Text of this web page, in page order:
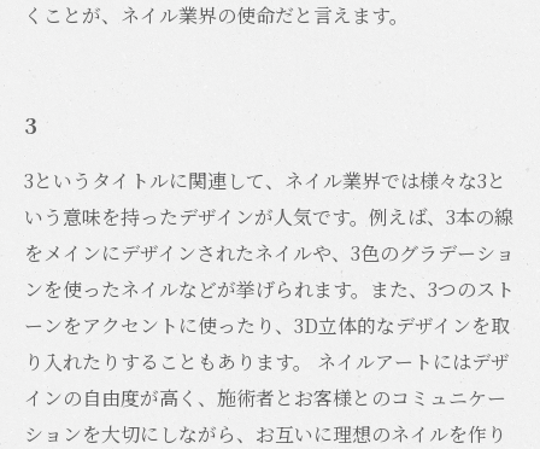
くことが、ネイル業界の使命だと言えます。
3
3というタイトルに関連して、ネイル業界では様々な3と
いう意味を持ったデザインが人気です。例えば、3本の線
をメインにデザインされたネイルや、3色のグラデーショ
ンを使ったネイルなどが挙げられます。また、3つのスト
ーンをアクセントに使ったり、3D立体的なデザインを取
り入れたりすることもあります。 ネイルアートにはデザ
インの自由度が高く、施術者とお客様とのコミュニケー
ションを大切にしながら、お互いに理想のネイルを作り